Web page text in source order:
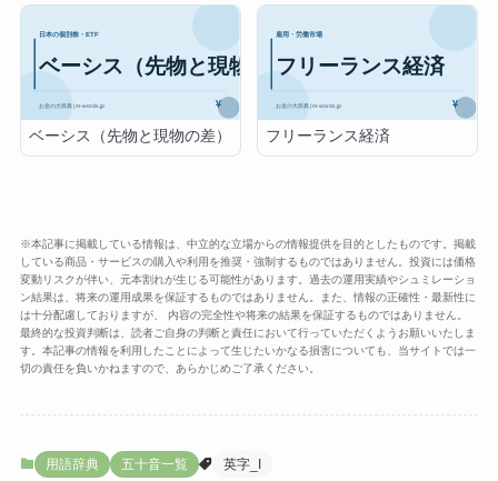
ベーシス（先物と現物の差） フリーランス経済
※本記事に掲載している情報は、中立的な立場からの情報提供を目的としたものです。掲載
している商品・サービスの購入や利用を推奨・強制するものではありません。投資には価格
変動リスクが伴い、元本割れが生じる可能性があります。過去の運用実績やシュミレーショ
ン結果は、将来の運用成果を保証するものではありません。また、情報の正確性・最新性に
は十分配慮しておりますが、 内容の完全性や将来の結果を保証するものではありません。
最終的な投資判断は、読者ご自身の判断と責任において行っていただくようお願いいたしま
す。本記事の情報を利用したことによって生じたいかなる損害についても、当サイトでは一
切の責任を負いかねますので、あらかじめご了承ください。
用語辞典 五十音一覧 英字_I